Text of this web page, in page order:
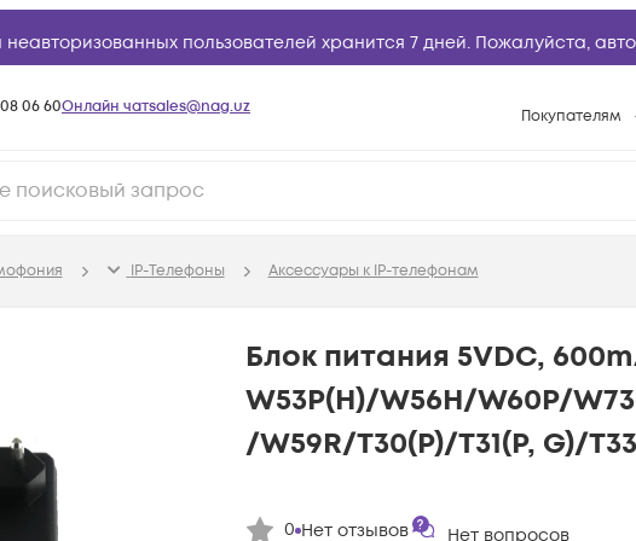
неавторизованных пользователей хранится 7 дней. Пожалуйста,
06 60Онлайн чатsales@nag.uz Покупателям
База знаний
IP-Телефоны Аксессуары к IP-телефонам
Блок питания 5VDC,
W53P(H)/W56H/W60P/
/W59R/T30(P)/T31(P, G)/
0 Нет отзывов Нет вопросов